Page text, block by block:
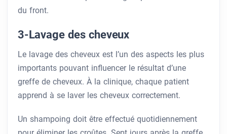
du front.
3-Lavage des cheveux
Le lavage des cheveux est l’un des aspects les plus
importants pouvant influencer le résultat d’une
greffe de cheveux. À la clinique, chaque patient
apprend à se laver les cheveux correctement.
Un shampoing doit être effectué quotidiennement